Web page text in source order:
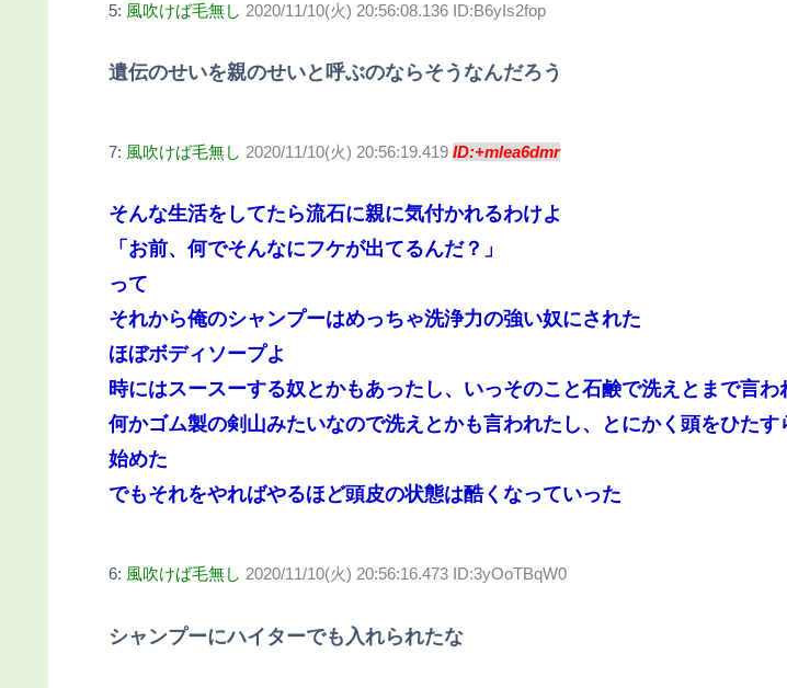
5: 風吹けば毛無し 2020/11/10(火) 20:56:08.136 ID:B6yIs2fop
遺伝のせいを親のせいと呼ぶのならそうなんだろう
7: 風吹けば毛無し 2020/11/10(火) 20:56:19.419 ID:+mlea6dmr
そんな生活をしてたら流石に親に気付かれるわけよ
「お前、何でそんなにフケが出てるんだ？」
って
それから俺のシャンプーはめっちゃ洗浄力の強い奴にされた
ほぼボディソープよ
時にはスースーする奴とかもあったし、いっそのこと石鹸で洗えとまで言わ
何かゴム製の剣山みたいなので洗えとかも言われたし、とにかく頭をひたす
始めた
でもそれをやればやるほど頭皮の状態は酷くなっていった
6: 風吹けば毛無し 2020/11/10(火) 20:56:16.473 ID:3yOoTBqW0
シャンプーにハイターでも入れられたな